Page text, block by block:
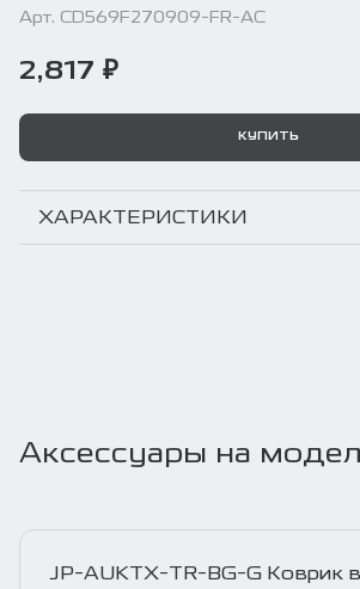
Арт. CD569F270909-FR-AC
2,817 ₽
КУПИТЬ
ХАРАКТЕРИСТИКИ
Аксессуары на
JP-AUKTX-TR-BG-G Коврик